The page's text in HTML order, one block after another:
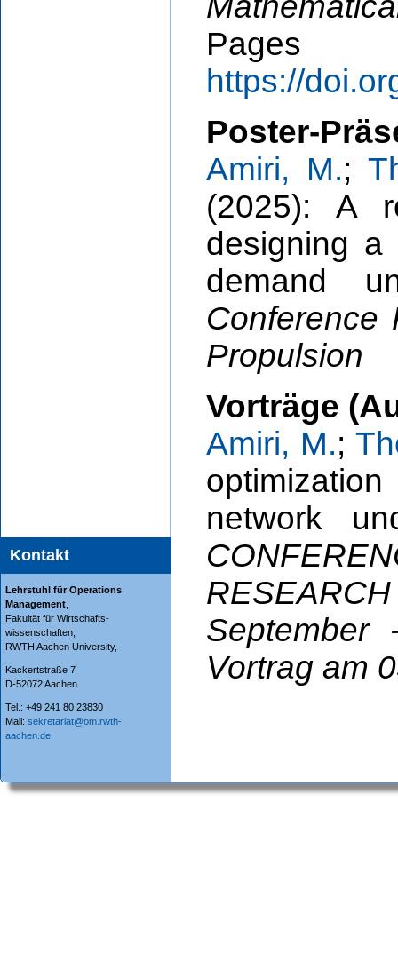
Kontakt
Lehrstuhl für Operations
Management
Fakultät für Wirtschafts-
wissenschaften,
RWTH Aachen University,
Kackertstraße 7
D-52072 Aachen
Tel.: +49 241 80 23830
Mail: sekretariat@om.rwth-
aachen.de
https://
Poster-
Amiri, M.;
(2025): A
designing a
demand
Conference
Propulsion
Vorträge
Amiri, M.;
network
September
Vortrag am